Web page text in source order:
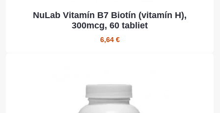
NuLab Vitamín B7 Biotín (vitamín H),
300mcg, 60 tabliet
6,64 €